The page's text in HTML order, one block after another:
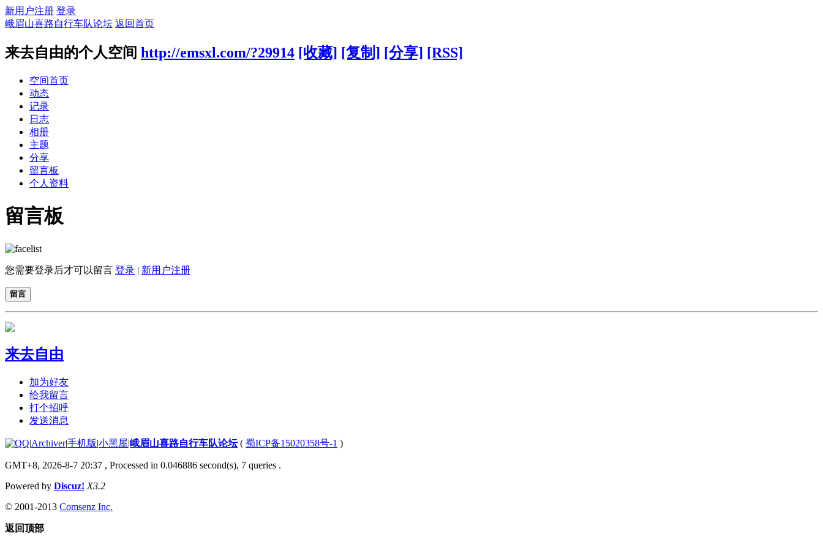
新用户注册 登录
峨眉山喜路自行车队论坛 返回首页
来去自由的个人空间 http://emsxl.com/?29914 [收藏] [复制] [分享] [RSS]
空间首页
动态
记录
日志
相册
主题
分享
留言板
个人资料
留言板
您需要登录后才可以留言 登录 | 新用户注册
留言
来去自由
加为好友
给我留言
打个招呼
发送消息
|Archiver|手机版|小黑屋|峨眉山喜路自行车队论坛( 蜀ICP备15020358号-1 )
GMT+8, 2026-8-7 20:37 , Processed in 0.046886 second(s), 7 queries .
Powered by Discuz! X3.2
© 2001-2013 Comsenz Inc.
返回顶部